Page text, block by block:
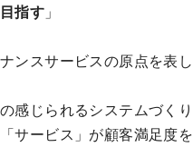
指す 」
ンスサービスの原点を表し
感じられるシステムづくり
サービス」が顧客満足度を